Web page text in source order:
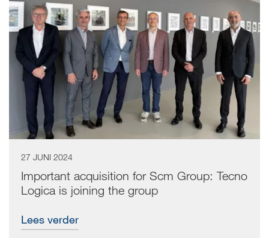
27 JUNI 2024
Important acquisition for Scm Group: Tecno
Logica is joining the group
Lees verder